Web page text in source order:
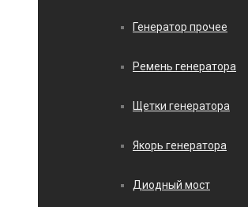
Генератор прочее
Ремень генератора
Щетки генератора
Якорь генератора
Диодный мост